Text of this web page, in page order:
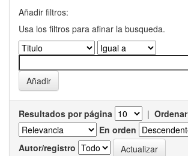
Añadir filtros:
Usa los filtros para afinar la busqueda.
Resultados por página |
En orden
Autor/registro